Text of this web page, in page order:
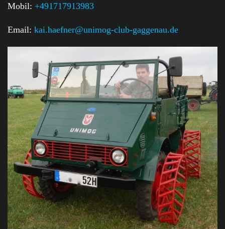
Mobil: +491717913983
Email: kai.haefner@unimog-club-gaggenau.de